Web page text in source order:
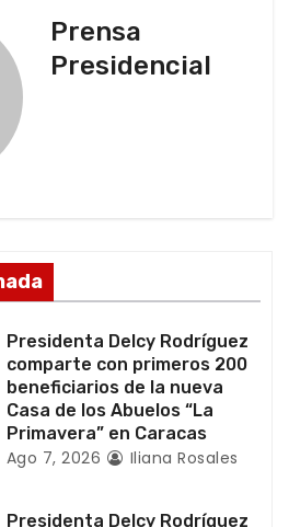
Prensa
Presidencial
Presidenta Delcy Rodríguez
comparte con primeros 200
beneficiarios de la nueva
Casa de los Abuelos “La
Primavera” en Caracas
Ago 7, 2026 Iliana Rosales
Presidenta Delcy Rodríguez